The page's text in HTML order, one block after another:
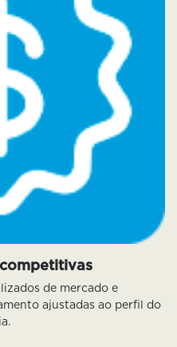
de mercado e
ajustadas ao perfil do